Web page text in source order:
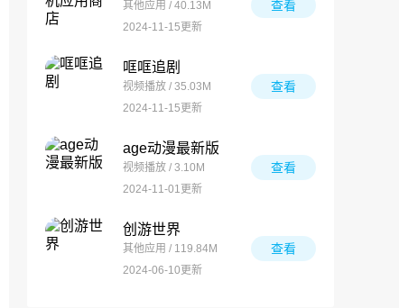
其他应用 / 40.13M
2024-11-15更新
查看
哐哐追剧
视频播放 / 35.03M
2024-11-15更新
查看
age动漫最新版
视频播放 / 3.10M
2024-11-01更新
查看
创游世界
其他应用 / 119.84M
2024-06-10更新
查看